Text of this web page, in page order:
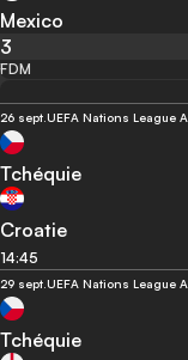
Mexico
3
FDM
26 sept. UEFA Nations League A
Tchéquie
Croatie
14:45
29 sept. UEFA Nations League A
Tchéquie